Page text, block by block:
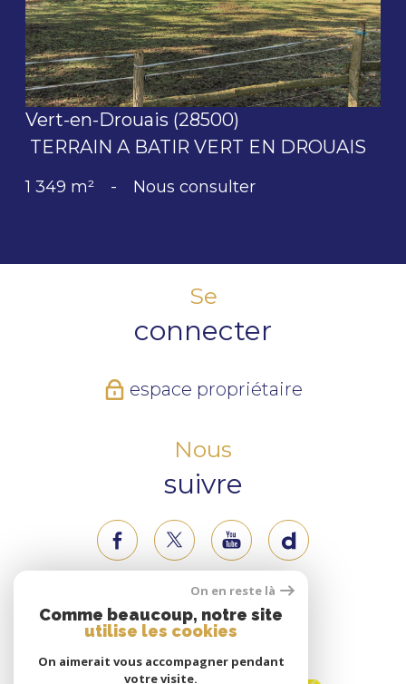
Vert-en-Drouais (28500)
TERRAIN A BATIR VERT EN DROUAIS
1 349 m² - Nous consulter
Se
connecter
espace propriétaire
Nous
suivre
Nous
adhérons
On en reste là
Comme beaucoup, notre site
utilise les cookies
On aimerait vous accompagner pendant
votre visite.